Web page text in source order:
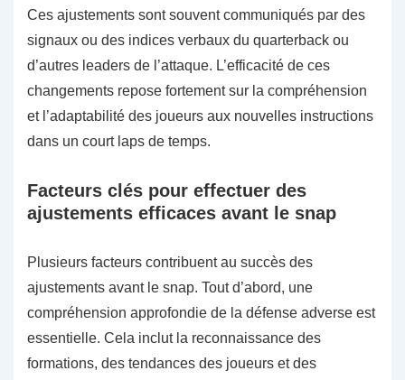
Ces ajustements sont souvent communiqués par des
signaux ou des indices verbaux du quarterback ou
d’autres leaders de l’attaque. L’efficacité de ces
changements repose fortement sur la compréhension
et l’adaptabilité des joueurs aux nouvelles instructions
dans un court laps de temps.
Facteurs clés pour effectuer des
ajustements efficaces avant le snap
Plusieurs facteurs contribuent au succès des
ajustements avant le snap. Tout d’abord, une
compréhension approfondie de la défense adverse est
essentielle. Cela inclut la reconnaissance des
formations, des tendances des joueurs et des